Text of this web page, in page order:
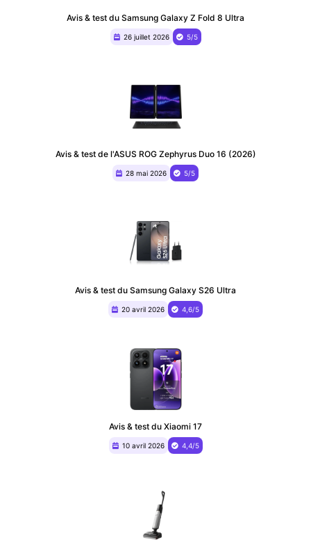
Avis & test du Samsung Galaxy Z Fold 8 Ultra
26 juillet 2026 5/5
Avis & test de l'ASUS ROG Zephyrus Duo 16 (2026)
28 mai 2026 5/5
Avis & test du Samsung Galaxy S26 Ultra
20 avril 2026 4,6/5
Avis & test du Xiaomi 17
10 avril 2026 4,4/5